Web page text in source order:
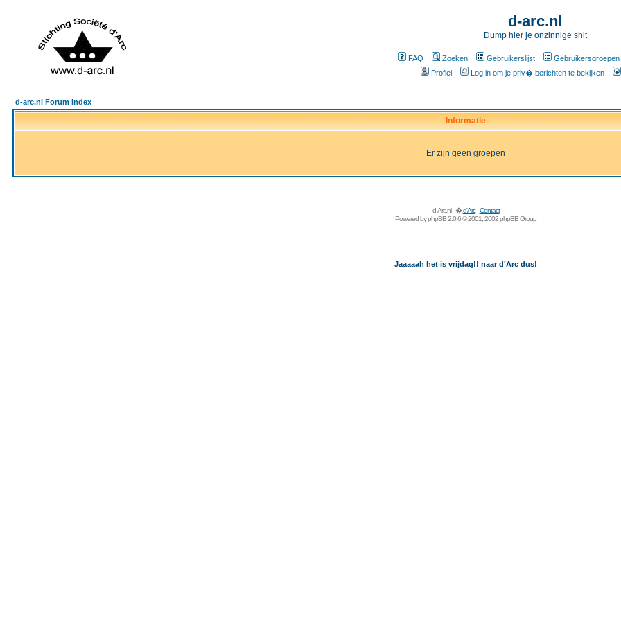
d-arc.nl
Dump hier je onzinnige shit
FAQ Zoeken Gebruikerslijst Gebruikersgroepen
Profiel
Log in om je priv� berichten te bekijken
d-arc.nl Forum Index
Informatie
Er zijn geen groepen
d-Arc.nl - �d'Arc-Contact
Powered byphpBB2.0.6 © 2001, 2002 phpBB Group
Jaaaaah het is vrijdag!! naar d'Arc dus!